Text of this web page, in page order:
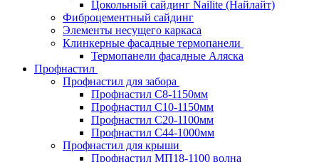
Цокольный сайдинг Nailite (Найлайт)
Фиброцементный сайдинг
Элементы несущего каркаса
Клинкерные фасадные термопанели
Термопанели фасадные Аляска
Профнастил
Профнастил для забора
Профнастил С8-1150мм
Профнастил С10-1150мм
Профнастил С20-1100мм
Профнастил С44-1000мм
Профнастил для крыши
Профнастил МП18-1100 волна